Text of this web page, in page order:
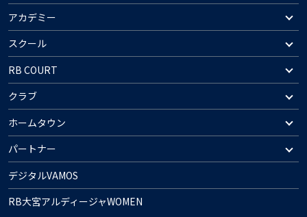
アカデミー
スクール
RB COURT
クラブ
ホームタウン
パートナー
デジタルVAMOS
RB大宮アルディージャWOMEN